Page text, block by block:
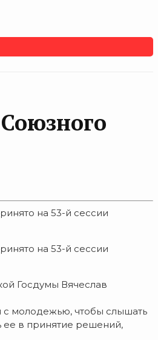
на 53-й сессии
на 53-й сессии
Госдумы Вячеслав
с молодежью, чтобы слышать
ее в принятие решений,